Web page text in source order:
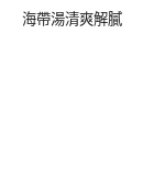
海帶湯清爽解膩